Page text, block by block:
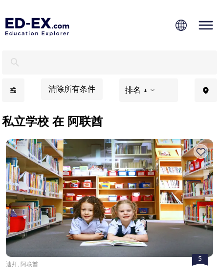
清除所有条件 排名 ↓
私立学校 在 阿联酋
5
迪拜, 阿联酋